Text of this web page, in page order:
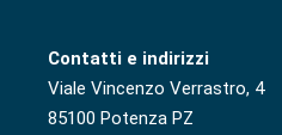
Contatti e indirizzi
Viale Vincenzo Verrastro, 4
85100 Potenza PZ